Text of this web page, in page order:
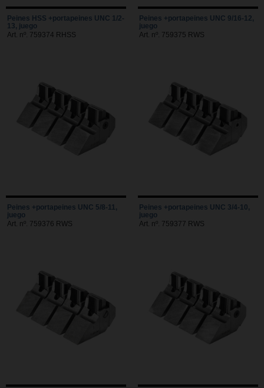
Peines HSS +portapeines UNC 1/2-
13, juego
Art. nº. 759374 RHSS
Peines +portapeines UNC 9/16-12,
juego
Art. nº. 759375 RWS
Peines +portapeines UNC 5/8-11,
juego
Art. nº. 759376 RWS
Peines +portapeines UNC 3/4-10,
juego
Art. nº. 759377 RWS